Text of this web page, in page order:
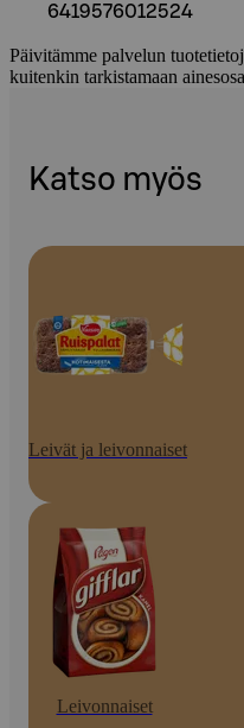
6419576012524
Päivitämme palvelun
kuitenkin tarkistamaan
Katso myös
Leivät ja leivonnaiset
Leivonnaiset